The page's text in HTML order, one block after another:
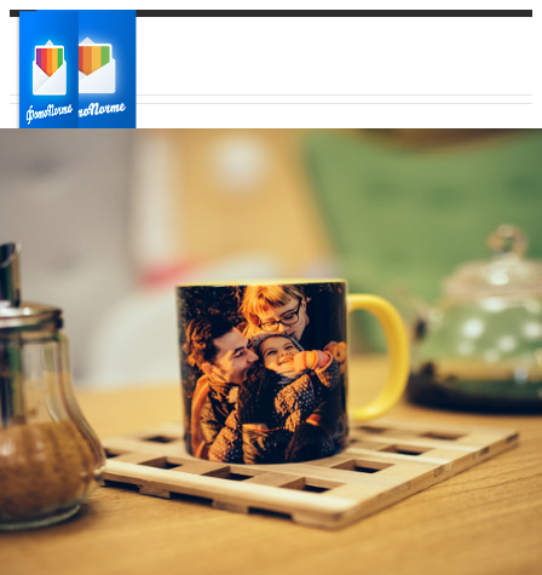
Ваш регион доставки
Выберите из списка: